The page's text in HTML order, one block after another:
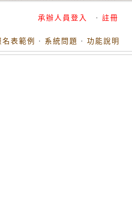
承辦人員登入 · 註冊
名表範例 · 系統問題 · 功能說明